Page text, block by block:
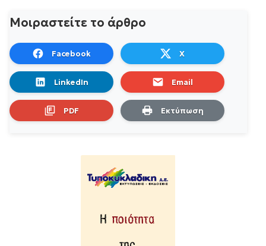
Μοιραστείτε το άρθρο
Facebook X
LinkedIn Email
PDF Εκτύπωση